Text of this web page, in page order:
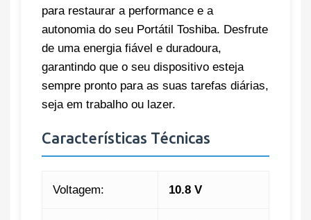
para restaurar a performance e a
autonomia do seu Portátil Toshiba. Desfrute
de uma energia fiável e duradoura,
garantindo que o seu dispositivo esteja
sempre pronto para as suas tarefas diárias,
seja em trabalho ou lazer.
Características Técnicas
Voltagem: 10.8 V